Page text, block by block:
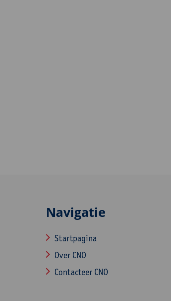
Navigatie
Startpagina
Over CNO
Contacteer CNO